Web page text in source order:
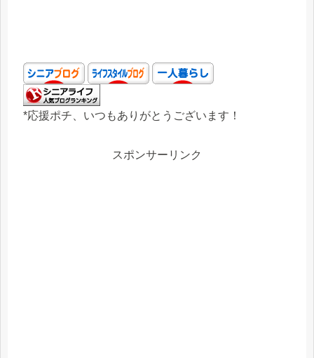
*応援ポチ、いつもありがとうございます！
スポンサーリンク